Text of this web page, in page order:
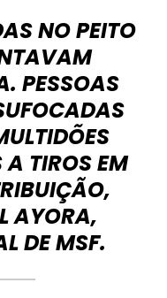
NO PEITO
PESSOAS
TIROS EM
AYORA,
DE MSF.